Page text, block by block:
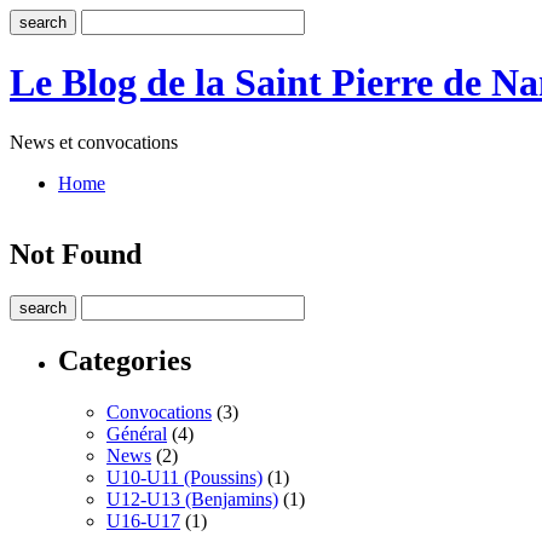
Le Blog de la Saint Pierre de
News et convocations
Home
Not Found
Categories
Convocations (3)
Général (4)
News (2)
U10-U11 (Poussins) (1)
U12-U13 (Benjamins) (1)
U16-U17 (1)